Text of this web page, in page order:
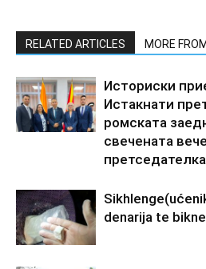
RELATED ARTICLES MORE
Историски
Истакнати
ромската
свечената
denarija te